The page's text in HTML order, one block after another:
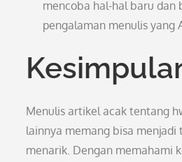
mencoba hal-hal baru dan
pengalaman menulis yang
Menulis artikel acak tentang
lainnya memang bisa menjadi
menarik. Dengan memahami